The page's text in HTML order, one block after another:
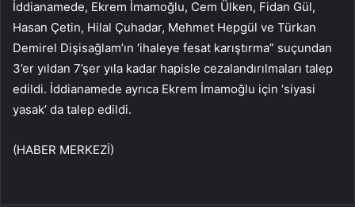
İddianamede, Ekrem İmamoğlu, Cem Ülken, Fidan Gül,
Hasan Çetin, Hilal Çuhadar, Mehmet Hepgül ve Türkan
Demirel Dişisağlam’ın ‘ihaleye fesat karıştırma” suçundan
3’er yıldan 7’şer yıla kadar hapisle cezalandırılmaları talep
edildi. İddianamede ayrıca Ekrem İmamoğlu için ‘siyasi
yasak’ da talep edildi.
(HABER MERKEZİ)